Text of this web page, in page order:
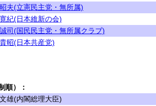
夫(立憲民主党・無所属)
紀(日本維新の会)
司(国民民主党・無所属クラブ)
昭(日本共産党)
順）：
雄(内閣総理大臣)